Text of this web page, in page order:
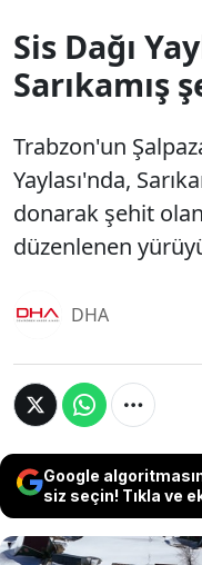
Sis Dağı
Sarıkamış
Trabzon'un
Yaylası'nda,
donarak şehit
düzenlenen
DHA
Google
siz seçin! Tıkla ve